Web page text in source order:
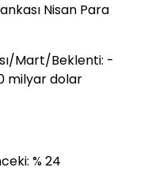
Nisan Para
Mart/Beklenti: -
milyar dolar
% 24